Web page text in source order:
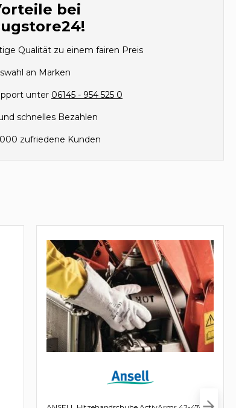
bei
Qualität zu einem fairen Preis
an Marken
unter 06145 - 954 525 0
schnelles Bezahlen
zufriedene Kunden